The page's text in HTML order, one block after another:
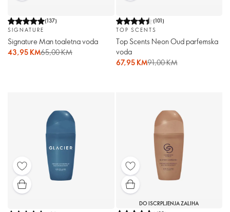
(137)
SIGNATURE
Signature Man toaletna voda
43,95 KM65,00 KM
(101)
TOP SCENTS
Top Scents Neon Oud parfemska
voda
67,95 KM91,00 KM
DO ISCRPLJENJA ZALIHA